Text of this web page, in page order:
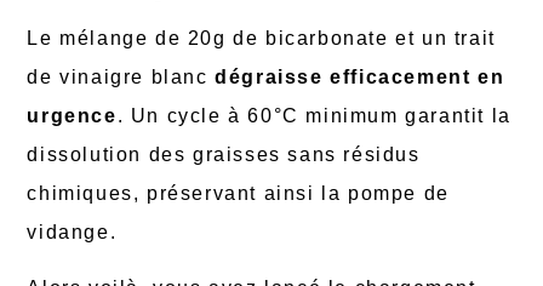
Le mélange de 20g de bicarbonate et un trait
de vinaigre blancdégraisse efficacement en
urgence. Un cycle à 60°C minimum garantit la
dissolution des graisses sans résidus
chimiques, préservant ainsi la pompe de
vidange.